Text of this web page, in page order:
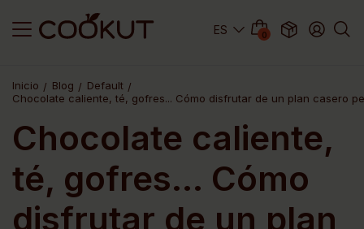
0
Inicio Blog
Default
Chocolate caliente, té, gofres... Cómo disfrutar de un plan casero
Chocolate caliente,
té, gofres... Cómo
disfrutar de un plan